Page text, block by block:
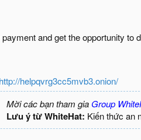
and get the opportunity to
http://helpqvrg3cc5mvb3.onion/
Mời các bạn tham gia Group
Lưu ý từ WhiteHat: Kiến thức an